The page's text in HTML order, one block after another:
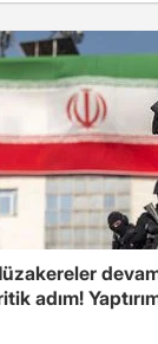
adım!